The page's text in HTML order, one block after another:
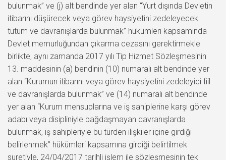
bulunmak” ve (j) alt bendinde yer alan “Yurt dışında Devletin
itibarını düşürecek veya görev haysiyetini zedeleyecek
tutum ve davranışlarda bulunmak” hükümleri kapsamında
Devlet memurluğundan çıkarma cezasını gerektirmekle
birlikte, aynı zamanda 2017 yılı Tip Hizmet Sözleşmesinin
13. maddesinin (a) bendinin (10) numaralı alt bendinde yer
alan “Kurumun itibarını veya görev haysiyetini zedeleyici fiil
ve davranışlarda bulunmak” ve (14) numaralı alt bendinde
yer alan “Kurum mensuplarına ve iş sahiplerine karşı görev
adabı veya disipliniyle bağdaşmayan davranışlarda
bulunmak, iş sahipleriyle bu türden ilişkiler içine girdiği
belirlenmek” hükümleri kapsamına girdiği belirtilmek
suretiyle, 24/04/2017 tarihli işlem ile sözleşmesinin tek